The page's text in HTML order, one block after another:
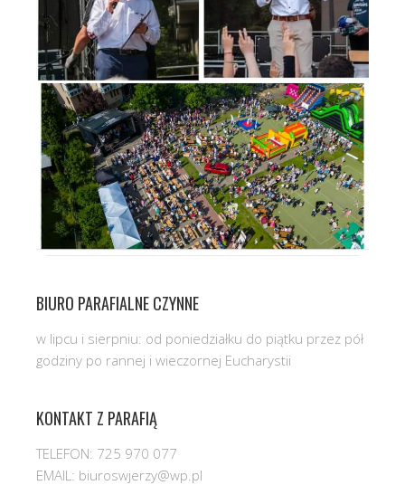
BIURO PARAFIALNE CZYNNE
w lipcu i sierpniu: od poniedziałku do piątku przez pół
godziny po rannej i wieczornej Eucharystii
KONTAKT Z PARAFIĄ
TELEFON: 725 970 077
EMAIL: biuroswjerzy@wp.pl